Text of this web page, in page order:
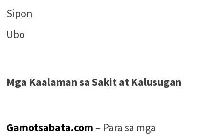
Sipon
Ubo
Mga Kaalaman sa Sakit at Kalusugan
Gamotsabata.com – Para sa mga